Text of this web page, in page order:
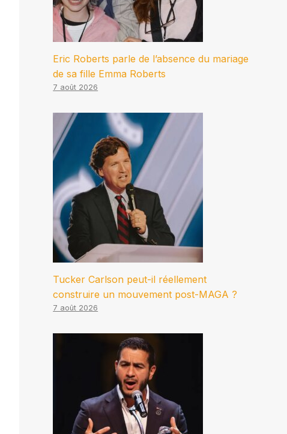
Eric Roberts parle de l’absence du mariage
de sa fille Emma Roberts
7 août 2026
Tucker Carlson peut-il réellement
construire un mouvement post-MAGA ?
7 août 2026